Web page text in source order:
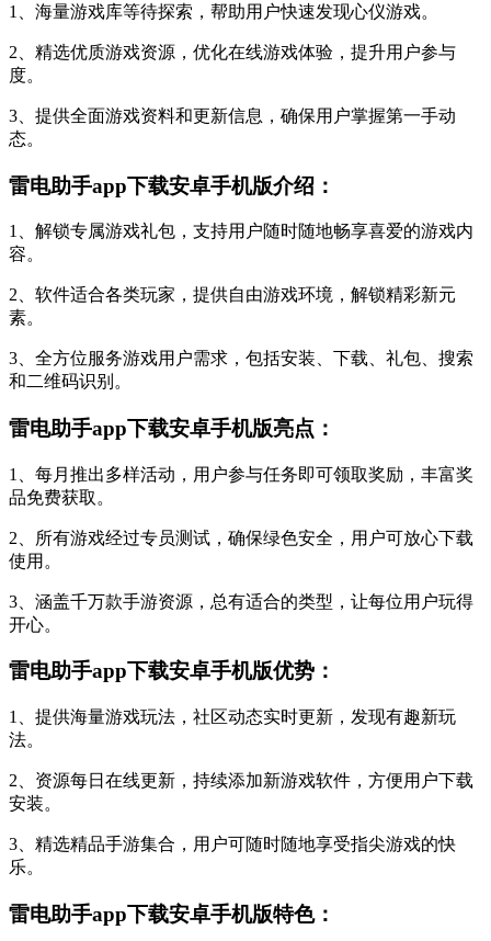
1、海量游戏库等待探索，帮助用户快速发现心仪游戏。
2、精选优质游戏资源，优化在线游戏体验，提升用户参与
度。
3、提供全面游戏资料和更新信息，确保用户掌握第一手动
态。
雷电助手app下载安卓手机版介绍：
1、解锁专属游戏礼包，支持用户随时随地畅享喜爱的游戏内
容。
2、软件适合各类玩家，提供自由游戏环境，解锁精彩新元
素。
3、全方位服务游戏用户需求，包括安装、下载、礼包、搜索
和二维码识别。
雷电助手app下载安卓手机版亮点：
1、每月推出多样活动，用户参与任务即可领取奖励，丰富奖
品免费获取。
2、所有游戏经过专员测试，确保绿色安全，用户可放心下载
使用。
3、涵盖千万款手游资源，总有适合的类型，让每位用户玩得
开心。
雷电助手app下载安卓手机版优势：
1、提供海量游戏玩法，社区动态实时更新，发现有趣新玩
法。
2、资源每日在线更新，持续添加新游戏软件，方便用户下载
安装。
3、精选精品手游集合，用户可随时随地享受指尖游戏的快
乐。
雷电助手app下载安卓手机版特色：